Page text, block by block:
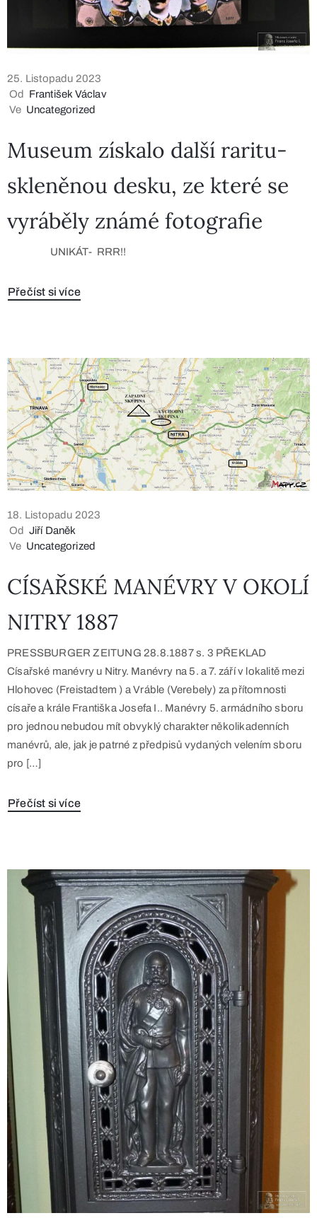
25. Listopadu 2023
Od
František Václav
Ve Uncategorized
Museum získalo další raritu-
skleněnou desku, ze které se
vyráběly známé fotografie
UNIKÁT- RRR!!
Přečíst si více
18. Listopadu 2023
Od Jiří Daněk
Ve Uncategorized
CÍSAŘSKÉ MANÉVRY V OKOLÍ
NITRY 1887
PRESSBURGER ZEITUNG 28.8.1887 s. 3 PŘEKLAD
Císařské manévry u Nitry. Manévry na 5. a 7. září v lokalitě mezi
Hlohovec (Freistadtem ) a Vráble (Verebely) za přítomnosti
císaře a krále Františka Josefa I.. Manévry 5. armádního sboru
pro jednou nebudou mít obvyklý charakter několikadenních
manévrů, ale, jak je patrné z předpisů vydaných velením sboru
pro […]
Přečíst si více